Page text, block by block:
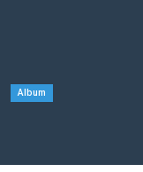
Album